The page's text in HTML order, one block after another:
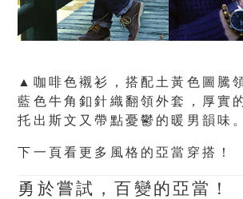
▲咖啡色襯衫，搭配土黃色圖騰
藍色牛角釦針織翻領外套，厚實
托出斯文又帶點憂鬱的暖男韻味。
下一頁看更多風格的亞當穿搭！
勇於嘗試，百變的亞當！